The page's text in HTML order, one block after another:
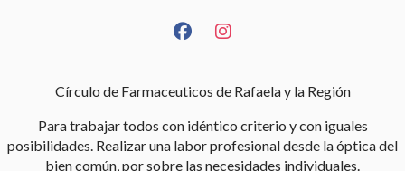
Círculo de Farmaceuticos de Rafaela y la Región
Para trabajar todos con idéntico criterio y con iguales
posibilidades. Realizar una labor profesional desde la óptica del
bien común, por sobre las necesidades individuales.